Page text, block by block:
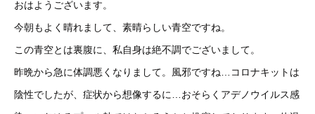
おはようございます。
今朝もよく晴れまして、素晴らしい青空ですね。
この青空とは裏腹に、私自身は絶不調でございまして。
昨晩から急に体調悪くなりまして。風邪ですね…コロナキットは
陰性でしたが、症状から想像するに…おそらくアデノウイルス感